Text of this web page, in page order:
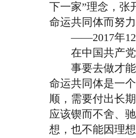
下一家”理念，张
命运共同体而努力
——2017年12
在中国共产党
事要去做才能
命运共同体是一
顺，需要付出长
应该锲而不舍、
想，也不能因理